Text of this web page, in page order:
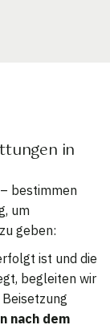
in
bestimmen
um
geben:
ist und die
begleiten wir
nach dem